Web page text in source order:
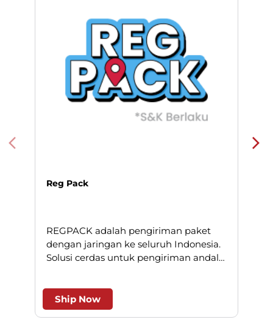
Reg Pack
REGPACK adalah pengiriman paket
dengan jaringan ke seluruh Indonesia.
Solusi cerdas untuk pengiriman andal
Ship Now